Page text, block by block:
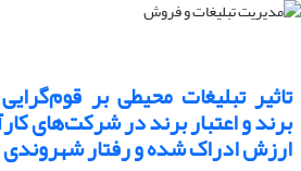
تاثیر تبلیغات محیطی بر
برند و اعتبار برند در شرکت‌های
ارزش ادراک شده و رفتار